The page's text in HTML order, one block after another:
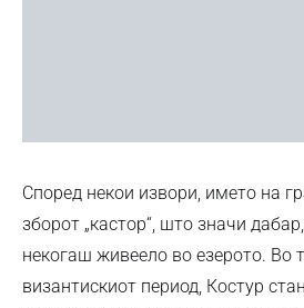
Според некои извори, името на
зборот „кастор“, што значи
некогаш живеело во езерото. Во
византискиот период, Костур